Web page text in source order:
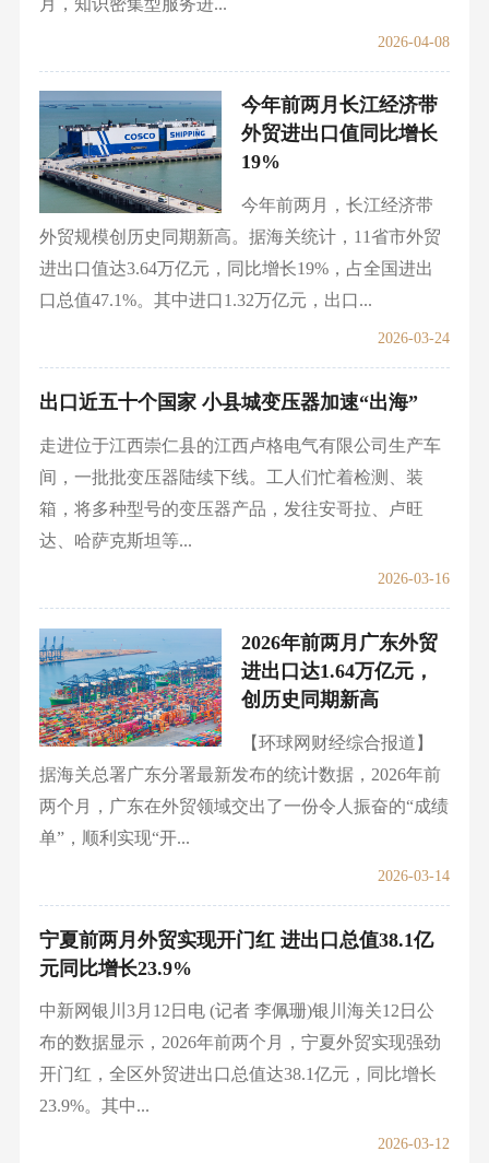
2026-04-08
今年前两月长江经济带
外贸进出口值同比增长
19%
今年前两月，长江经济带
外贸规模创历史同期新高。据海关统计，11省市外贸
进出口值达3.64万亿元，同比增长19%，占全国进出
口总值47.1%。其中进口1.32万亿元，出口...
2026-03-24
出口近五十个国家 小县城变压器加速“出海”
走进位于江西崇仁县的江西卢格电气有限公司生产车
间，一批批变压器陆续下线。工人们忙着检测、装
箱，将多种型号的变压器产品，发往安哥拉、卢旺
达、哈萨克斯坦等...
2026-03-16
2026年前两月广东外贸
进出口达1.64万亿元，
创历史同期新高
【环球网财经综合报道】
据海关总署广东分署最新发布的统计数据，2026年前
两个月，广东在外贸领域交出了一份令人振奋的“成绩
单”，顺利实现“开...
2026-03-14
宁夏前两月外贸实现开门红 进出口总值38.1亿
元同比增长23.9%
中新网银川3月12日电 (记者 李佩珊)银川海关12日公
布的数据显示，2026年前两个月，宁夏外贸实现强劲
开门红，全区外贸进出口总值达38.1亿元，同比增长
23.9%。其中...
2026-03-12